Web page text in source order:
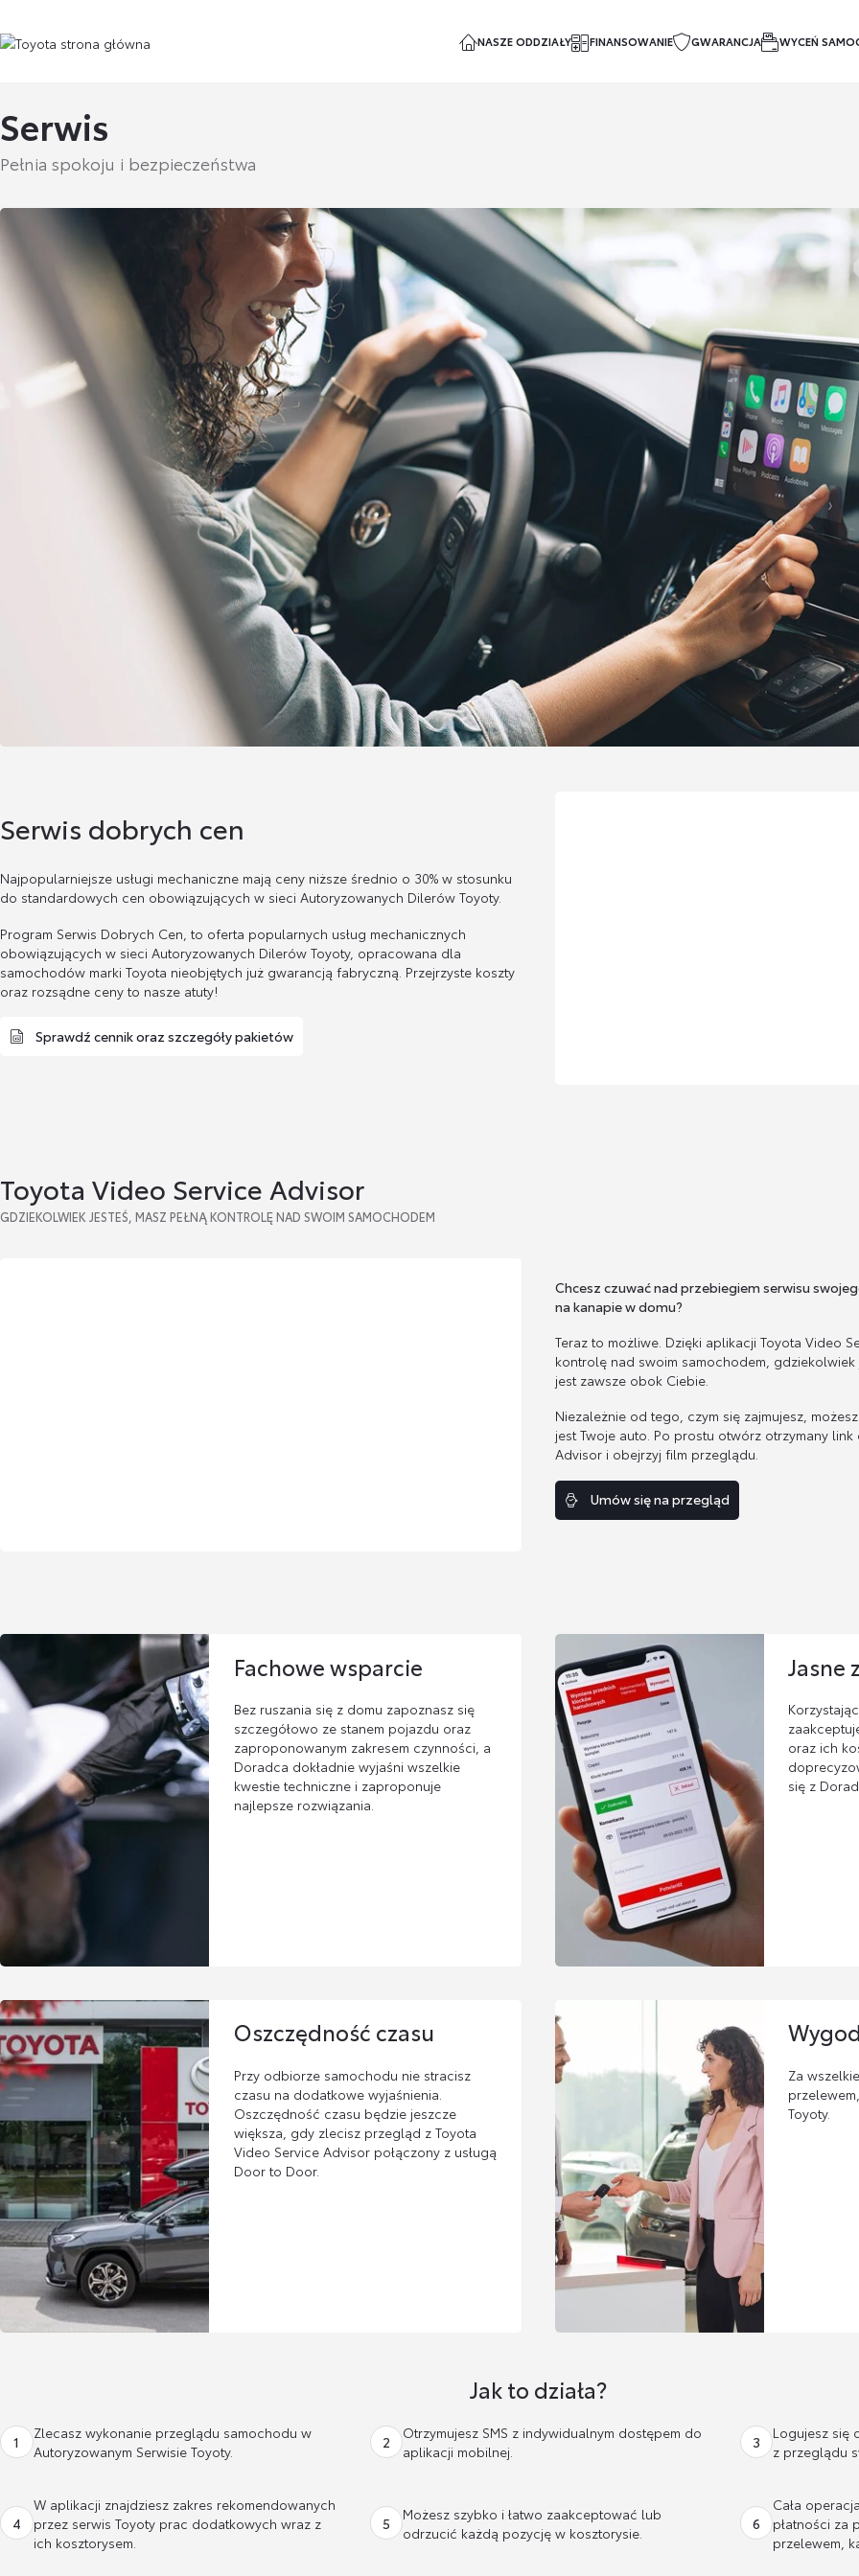
NASZE ODDZIAŁY FINANSOWANIE GWARANCJA WYCEŃ
Serwis
Pełnia spokoju i bezpieczeństwa
Serwis dobrych cen
Najpopularniejsze usługi mechaniczne mają ceny niższe średnio o 30% w stosunku
do standardowych cen obowiązujących w sieci Autoryzowanych Dilerów Toyoty.
Program Serwis Dobrych Cen, to oferta popularnych usług mechanicznych
obowiązujących w sieci Autoryzowanych Dilerów Toyoty, opracowana dla
samochodów marki Toyota nieobjętych już gwarancją fabryczną. Przejrzyste koszty
oraz rozsądne ceny to nasze atuty!
Sprawdź cennik oraz szczegóły pakietów
Toyota Video Service Advisor
GDZIEKOLWIEK JESTEŚ, MASZ PEŁNĄ KONTROLĘ NAD SWOIM SAMOCHODEM
Chcesz czuwać nad przebiegiem serwisu
na kanapie w domu?
Teraz to możliwe. Dzięki aplikacji Toyota Video
kontrolę nad swoim samochodem,
jest zawsze obok Ciebie.
Niezależnie od tego, czym się zajmujesz,
jest Twoje auto. Po prostu otwórz otrzymany
Advisor i obejrzyj film przeglądu.
Umów się na przegląd
Fachowe wsparcie
Bez ruszania się z domu zapoznasz się
szczegółowo ze stanem pojazdu oraz
zaproponowanym zakresem czynności, a
Doradca dokładnie wyjaśni wszelkie
kwestie techniczne i zaproponuje
najlepsze rozwiązania.
Jasne
oraz ich
się z
Oszczędność czasu
Przy odbiorze samochodu nie stracisz
czasu na dodatkowe wyjaśnienia.
Oszczędność czasu będzie jeszcze
większa, gdy zlecisz przegląd z Toyota
Video Service Advisor połączony z usługą
Door to Door.
Za
Toyoty.
Jak to działa?
1
Zlecasz wykonanie przeglądu samochodu w
Autoryzowanym Serwisie Toyoty.
2
Otrzymujesz SMS z indywidualnym dostępem do
aplikacji mobilnej.
3
Logujesz się
z przeglądu
4
W aplikacji znajdziesz zakres rekomendowanych
przez serwis Toyoty prac dodatkowych wraz z
ich kosztorysem.
5
Możesz szybko i łatwo zaakceptować lub
odrzucić każdą pozycję w kosztorysie.
6
Cała
płatności za
przelewem,